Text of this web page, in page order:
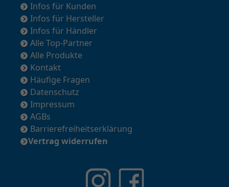
Infos für Kunden
Infos für Hersteller
Infos für Händler
Alle Top-Partner
Alle Produkte
Kontakt
Häufige Fragen
Datenschutz
Impressum
AGBs
Barrierefreiheitserklärung
Vertrag widerrufen